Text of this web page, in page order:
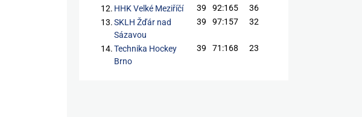
12. HHK Velké Meziříčí 39 92:165
36
13. SKLH Žďár nad
Sázavou
39 97:157 32
14. Technika Hockey
Brno
39 71:168 23